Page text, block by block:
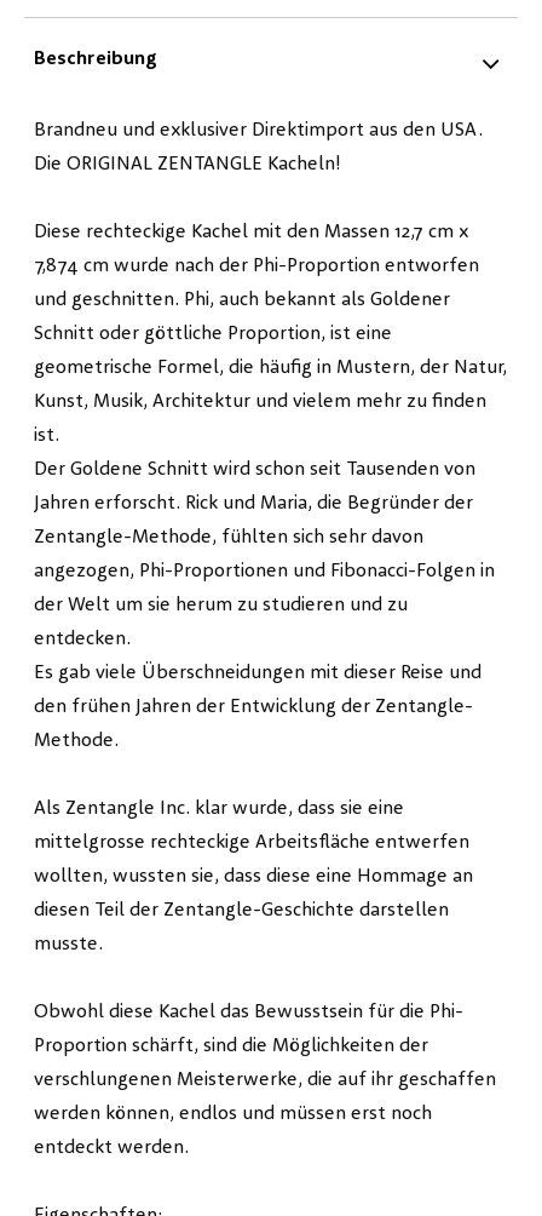
Beschreibung
Brandneu und exklusiver Direktimport aus den USA.
Die ORIGINAL ZENTANGLE Kacheln!
Diese rechteckige Kachel mit den Massen 12,7 cm x
7,874 cm wurde nach der Phi-Proportion entworfen
und geschnitten. Phi, auch bekannt als Goldener
Schnitt oder göttliche Proportion, ist eine
geometrische Formel, die häufig in Mustern, der Natur,
Kunst, Musik, Architektur und vielem mehr zu finden
ist.
Der Goldene Schnitt wird schon seit Tausenden von
Jahren erforscht. Rick und Maria, die Begründer der
Zentangle-Methode, fühlten sich sehr davon
angezogen, Phi-Proportionen und Fibonacci-Folgen in
der Welt um sie herum zu studieren und zu
entdecken.
Es gab viele Überschneidungen mit dieser Reise und
den frühen Jahren der Entwicklung der Zentangle-
Methode.
Als Zentangle Inc. klar wurde, dass sie eine
mittelgrosse rechteckige Arbeitsfläche entwerfen
wollten, wussten sie, dass diese eine Hommage an
diesen Teil der Zentangle-Geschichte darstellen
musste.
Obwohl diese Kachel das Bewusstsein für die Phi-
Proportion schärft, sind die Möglichkeiten der
verschlungenen Meisterwerke, die auf ihr geschaffen
werden können, endlos und müssen erst noch
entdeckt werden.